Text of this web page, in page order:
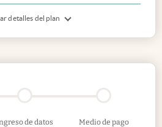
detalles del plan
de datos Medio de pago